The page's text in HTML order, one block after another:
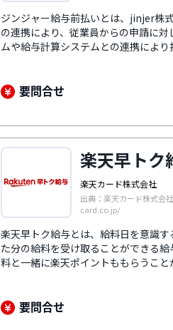
ジンジャー給与前払いとは、jinjer株
の連携により、従業員からの申請に
ムや給与計算システムとの連携によ
になることで、求人応募数の向上や
よる通信の暗号化や二段階認証の利
ュリティ対策により、データの安全と
して多くの企業の導入実績があり、
要問合せ
楽天早トク
楽天カード株式会社
出典：楽天カード株式
card.co.jp/
楽天早トク給与とは、給料日を意識
た分の給料を受け取ることができる
料と一緒に楽天ポイントももらうこ
ん、楽天銀行以外の銀行口座でも受
り、企業の法人口座から直接従業員
則ったクリアなサービスとして安心感
員をサポートするためのコールセン
要問合せ